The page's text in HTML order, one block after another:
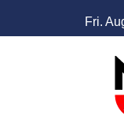
to
Fri.